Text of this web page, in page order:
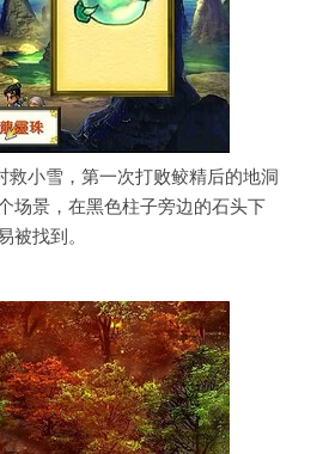
救小雪，第一次打败鲛精后的地洞
场景，在黑色柱子旁边的石头下
被找到。